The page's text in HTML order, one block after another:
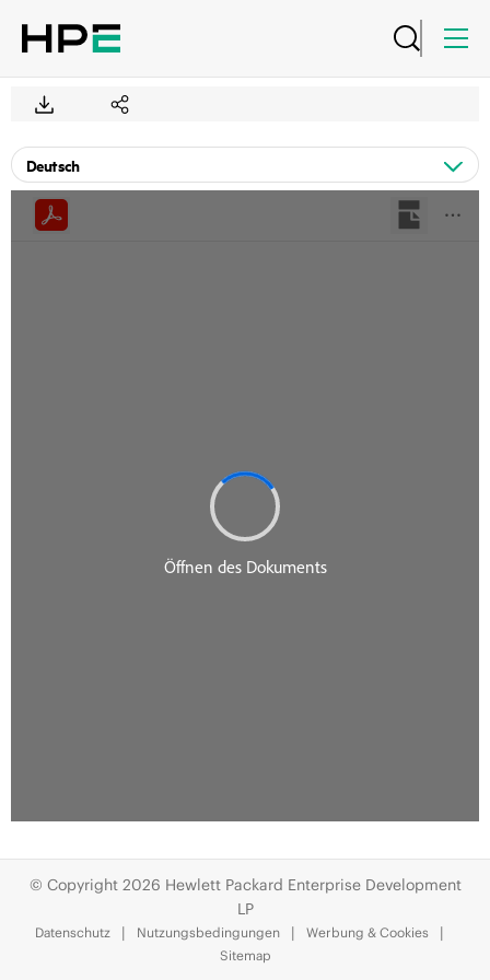
© Copyright 2026 Hewlett Packard Enterprise Development
LP
Datenschutz Nutzungsbedingungen
Werbung & Cookies
Sitemap